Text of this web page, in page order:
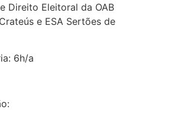
Direito Eleitoral da OAB
e ESA Sertões de
6h/a